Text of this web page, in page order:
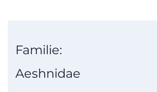
Familie:
Aeshnidae